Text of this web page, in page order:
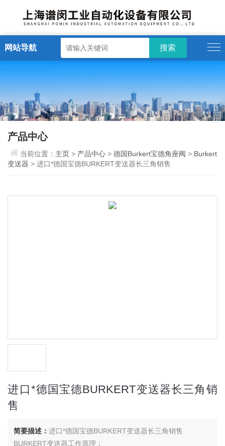
网站导航
产品中心
当前位置： 主页> 产品中心 >德国Burkert宝德角座阀 > Burkert
变送器 > 进口*德国宝德BURKERT变送器长三角销售
进口*德国宝德BURKERT变送器长三角销
售
简要描述：进口*德国宝德BURKERT变送器长三角销售
BURKERT变送器工作原理：